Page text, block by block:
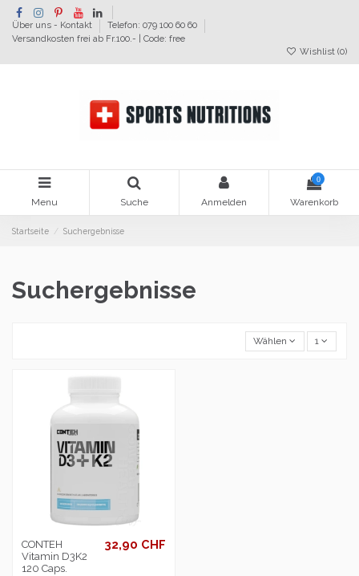
Über uns - Kontakt
Telefon: 079 100 60 60
Versandkosten frei ab Fr.100.- | Code: free
Wishlist (0)
Menu Suche Anmelden
0
Warenkorb
Startseite Suchergebnisse
Suchergebnisse
Wählen 1
CONTEH
Vitamin D3K2
120 Caps.
32,90 CHF